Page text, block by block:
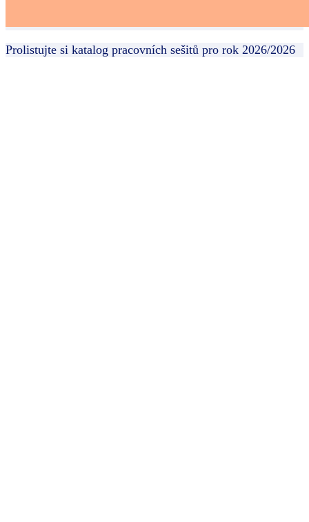
Prolistujte si katalog pracovních sešitů pro rok 2026/2026